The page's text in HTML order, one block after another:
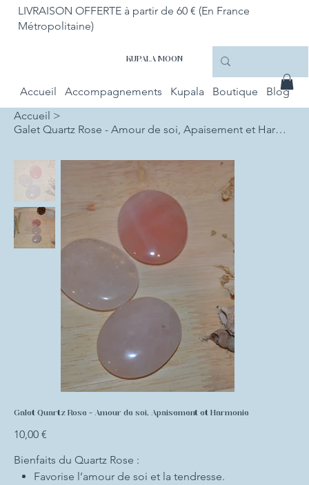
LIVRAISON OFFERTE à partir de 60 € (En France
Métropolitaine)
Accueil Accompagnements Kupala Boutique Blog
KUPALA MOON
Accueil >
Galet Quartz Rose - Amour de soi, Apaisement et Harmonie
Galet Quartz Rose - Amour de soi, Apaisement et Harmonie
Prix
10,00 €
Bienfaits du Quartz Rose :
Favorise l’amour de soi et la tendresse.